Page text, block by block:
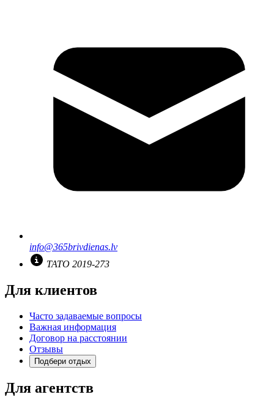
info@365brivdienas.lv
TATO 2019-273
Для клиентов
Часто задаваемые вопросы
Важная информация
Договор на расстоянии
Отзывы
Подбери отдых
Для агентств